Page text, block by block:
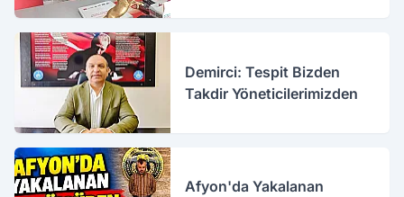
Demirci: Tespit Bizden
Takdir Yöneticilerimizden
Afyon'da Yakalanan